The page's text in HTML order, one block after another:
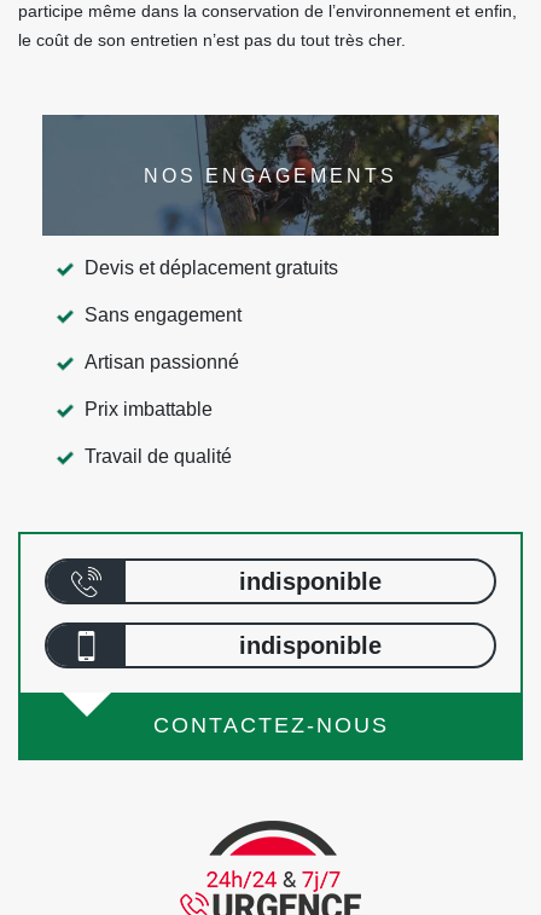
participe même dans la conservation de l’environnement et enfin,
le coût de son entretien n’est pas du tout très cher.
NOS ENGAGEMENTS
Devis et déplacement gratuits
Sans engagement
Artisan passionné
Prix imbattable
Travail de qualité
indisponible
indisponible
CONTACTEZ-NOUS